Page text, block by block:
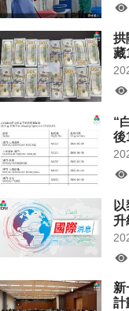
拱
藏
“
後
升
新
計